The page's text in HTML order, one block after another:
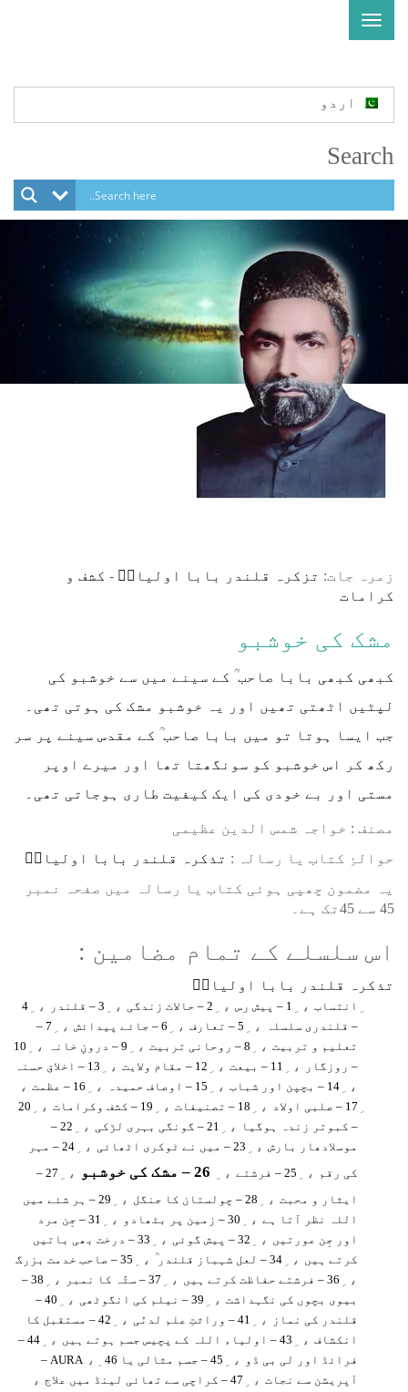
Toggle
navigation
اردو
Search
زمرہ جات: تزکرہ قلندر بابا اولیاءؒ - کشف و
کرامات
مشک کی خوشبو
کبھی کبھی بابا صاحب ؒ کے سینے میں سے خوشبو کی
لپٹیں اٹھتی تھیں اور یہ خوشبو مشک کی ہوتی تھی۔
جب ایسا ہوتا تو میں بابا صاحب ؒ کے مقدس سینے پر سر
رکھ کر اس خوشبو کو سونگھتا تھا اور میرے اوپر
مستی اور بے خودی کی ایک کیفیت طاری ہوجاتی تھی۔
مصنف : خواجہ شمس الدین عظیمی
⁠⁠⁠حوالۂِ کتاب یا رسالہ : تذکرہ قلندر بابا اولیاءؒ
یہ مضمون چھپی ہوئی کتاب یا رسالہ میں صفحہ نمبر
45 سے 45تک ہے۔
اس سلسلے کے تمام مضامین :
تذکرہ قلندر بابا اولیاءؒ
انتساب ، ِ 1 – پیش رس ، ِ 2 – حالات زندگی ، ِ 3 – قلندر ، ِ 4
– قلندری سلسلہ
، ِ 5 – تعارف ، ِ 6 – جائے پیدائش ، ِ
7 –
تعلیم و تربیت ، ِ 8 – روحانی تربیت ، ِ 9 – درونِ خانہ ، ِ
10
– روزگار
، ِ 11 – بیعت ، ِ 12 – مقام ولایت ، ِ 13 – اخلاق حسنہ
، ِ 14 – بچپن اور شباب ، ِ 15 – اوصاف حمیدہ ، ِ 16 – عظمت
،
17 – صلبی اولاد ، ِ 18 – تصنیفات ، ِ 19 – کشف وکرامات ، ِ
20
– کبوتر زندہ ہوگیا
، ِ 21 – گونگی بہری لڑکی ، ِ
22 –
موسلادھار بارش ، ِ 23 – میں نے ٹوکری اٹھائی ، ِ
24 – مہر
کی رقم ، ِ 25 – فرشتے ، ِ 26 – مشک کی خوشبو ، ِ
27 –
ایثار و محبت ، ِ 28 – چولستان کا جنگل ، ِ
29 – ہر شئے میں
اللہ نظر آتا ہے ، ِ 30 – زمین پر بٹھادو ، ِ
31 – جِن مرد
اور جِن عورتیں ، ِ 32 – پیش گوئی ، ِ
33 – درخت بھی باتیں
کرتے ہیں ، ِ 34 – لعل شہباز قلندر ؒ ، ِ 35 – صاحب خدمت بزرگ
، ِ 36 – فرشتے حفاظت کرتے ہیں ، ِ 37 – سٹّہ کا نمبر ، ِ
38 –
بیوی بچوں کی نگہداشت ، ِ 39 – نیلم کی انگوٹھی ، ِ
40 –
قلندر کی نماز
، ِ 41 – وراثتِ علم لدنّی ، ِ
42 – مستقبل کا
انکشاف ، ِ 43 – اولیاء اللہ کے پچیس جسم ہوتے ہیں ، ِ
44 –
فرائڈ اور لی بی ڈو
، ِ 45 – جسم مثالی یا AURA ، ِ
46 –
آپریشن سے نجات ، ِ 47 – کراچی سے تھائی لینڈ میں علاج
،